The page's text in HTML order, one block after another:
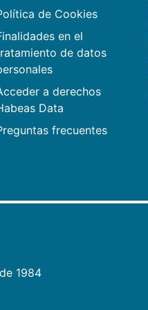
de Cookies
en el
de datos
a derechos
Data
frecuentes
1984